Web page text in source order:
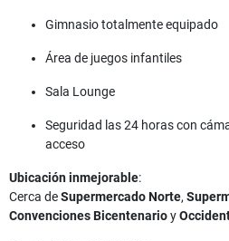
Gimnasio totalmente equipado
Área de juegos infantiles
Sala Lounge
Seguridad las 24 horas con
acceso
Ubicación inmejorable:
Cerca deSupermercado Norte,
Convenciones Bicentenarioy